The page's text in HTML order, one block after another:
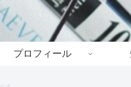
プロフィール